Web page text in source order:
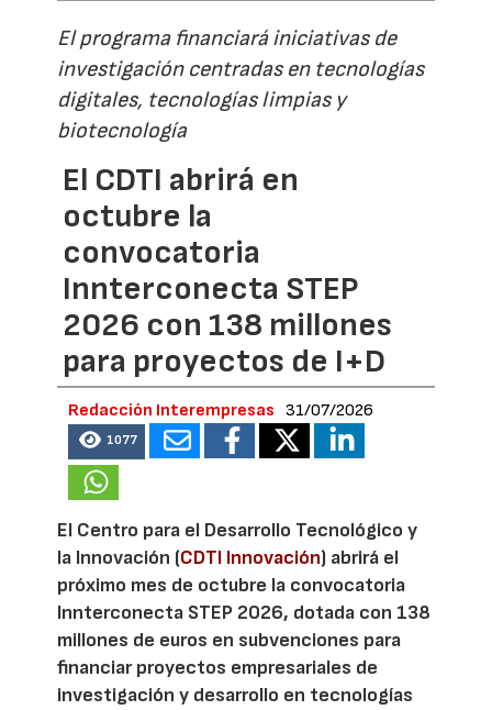
El programa financiará iniciativas de
investigación centradas en tecnologías
digitales, tecnologías limpias y
biotecnología
El CDTI abrirá en
octubre la
convocatoria
Innterconecta STEP
2026 con 138 millones
para proyectos de I+D
Redacción Interempresas 31/07/2026
1077
El Centro para el Desarrollo Tecnológico y
la Innovación (CDTI Innovación) abrirá el
próximo mes de octubre la convocatoria
Innterconecta STEP 2026, dotada con 138
millones de euros en subvenciones para
financiar proyectos empresariales de
investigación y desarrollo en tecnologías